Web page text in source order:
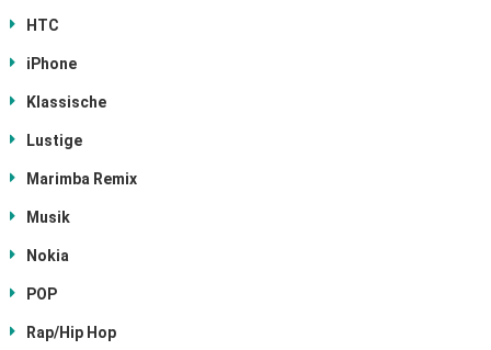
HTC
iPhone
Klassische
Lustige
Marimba Remix
Musik
Nokia
POP
Rap/Hip Hop